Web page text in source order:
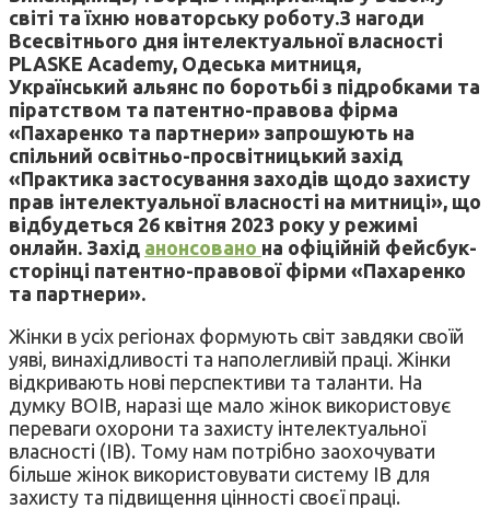
світі та їхню новаторську роботу.З нагоди
Всесвітнього дня інтелектуальної власності
PLASKE Academy, Одеська митниця,
Український альянс по боротьбі з підробками та
піратством та патентно-правова фірма
«Пахаренко та партнери» запрошують на
спільний освітньо-просвітницький захід
«Практика застосування заходів щодо захисту
прав інтелектуальної власності на митниці», що
відбудеться 26 квітня 2023 року у режимі
онлайн. Захід анонсовано на офіційній фейсбук-
сторінці патентно-правової фірми «Пахаренко
та партнери».
Жінки в усіх регіонах формують світ завдяки своїй
уяві, винахідливості та наполегливій праці. Жінки
відкривають нові перспективи та таланти. На
думку ВОІВ, наразі ще мало жінок використовує
переваги охорони та захисту інтелектуальної
власності (ІВ). Тому нам потрібно заохочувати
більше жінок використовувати систему ІВ для
захисту та підвищення цінності своєї праці.